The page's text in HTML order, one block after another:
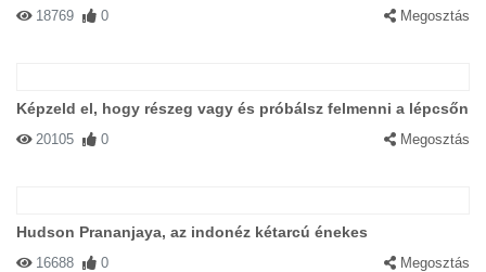
18769 0 Megosztás
Képzeld el, hogy részeg vagy és próbálsz felmenni a lépcsőn
20105 0 Megosztás
Hudson Prananjaya, az indonéz kétarcú énekes
16688 0 Megosztás